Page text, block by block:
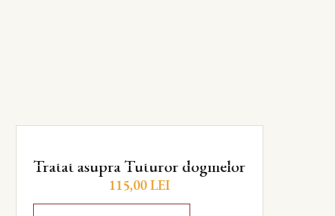
Tratat asupra Tuturor dogmelor
115,00LEI